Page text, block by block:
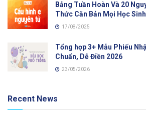
Bảng Tuần Hoàn Và 20
Thức Căn Bản Mọi Học
17/08/2025
Tổng hợp 3+ Mẫu Phiếu
Chuẩn, Dễ Điền 2026
23/05/2026
Recent News